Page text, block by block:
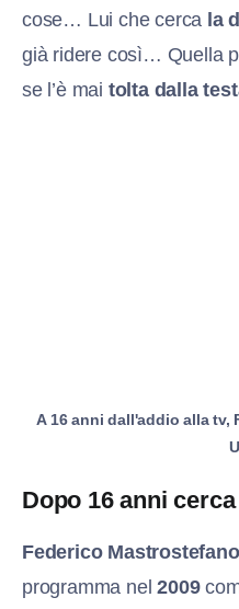
cose… Lui che cerca la
già ridere così… Quella
se l’è mai tolta dalla
A 16 anni dall'addio alla tv,
Dopo 16 anni
Federico Mastrostefano
programma nel2009